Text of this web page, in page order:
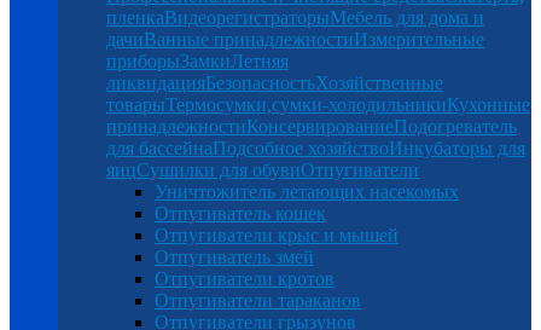
пленкаВидеорегистраторыМебель для дома и
дачиВанные принадлежностиИзмерительные
приборыЗамкиЛетняя
ликвидацияБезопасностьХозяйственные
товарыТермосумки,сумки-холодильникиКухонные
принадлежностиКонсервированиеПодогреватель
для бассейнаПодсобное хозяйствоИнкубаторы для
яицСушилки для обувиОтпугиватели
Уничтожитель летающих насекомых
Отпугиватель кошек
Отпугиватели крыс и мышей
Отпугиватель змей
Отпугиватели кротов
Отпугиватели тараканов
Отпугиватели грызунов